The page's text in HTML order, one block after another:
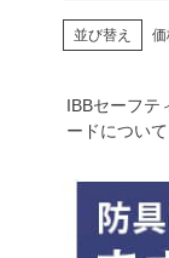
並び替え
IBBセーフテ
ードについて